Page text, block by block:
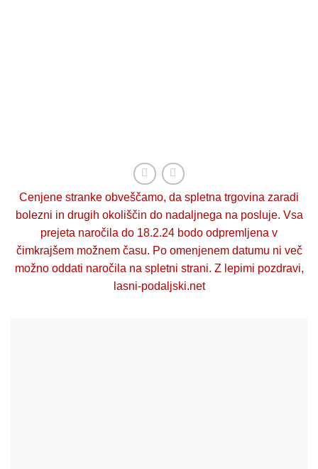
Cenjene stranke obveščamo, da spletna trgovina zaradi
bolezni in drugih okoliščin do nadaljnega na posluje. Vsa
prejeta naročila do 18.2.24 bodo odpremljena v
čimkrajšem možnem času. Po omenjenem datumu ni več
možno oddati naročila na spletni strani. Z lepimi pozdravi,
lasni-podaljski.net